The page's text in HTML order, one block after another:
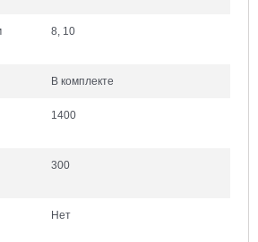
8, 10
В комплекте
1400
300
Нет